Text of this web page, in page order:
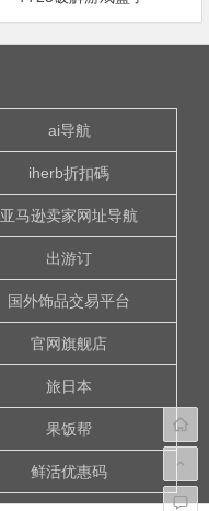
ai导航
iherb折扣碼
亚马逊卖家网址导航
出游订
国外饰品交易平台
官网旗舰店
旅日本
果饭帮
鲜活优惠码